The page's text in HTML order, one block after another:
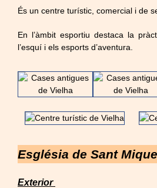
És un centre turístic, comercial i de
En l’àmbit esportiu destaca la
l’esquí i els esports d’aventura.
Església de Sant
Exterior